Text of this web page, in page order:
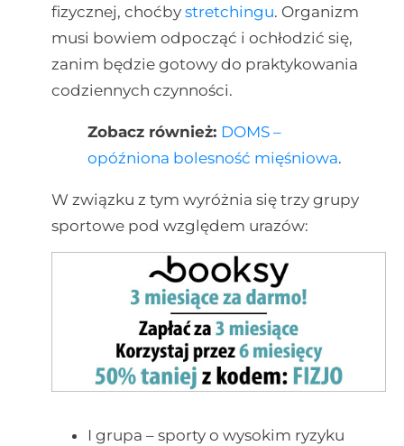
fizycznej, choćby stretchingu. Organizm
musi bowiem odpocząć i ochłodzić się,
zanim będzie gotowy do praktykowania
codziennych czynności.
Zobacz również: DOMS –
opóźniona bolesność mięśniowa.
W związku z tym wyróżnia się trzy grupy
sportowe pod względem urazów:
I grupa – sporty o wysokim ryzyku